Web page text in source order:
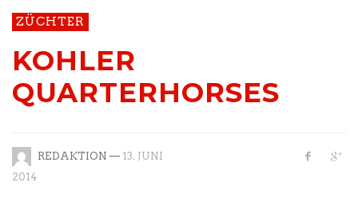
ZÜCHTER
KOHLER
QUARTERHORSES
REDAKTION — 13. JUNI
2014